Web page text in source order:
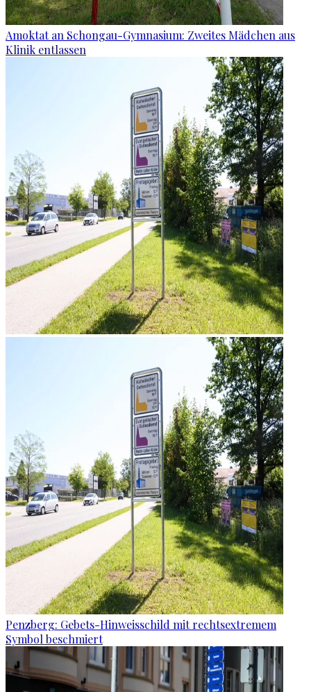
Amoktat an Schongau-Gymnasium: Zweites Mädchen aus
Klinik entlassen
Penzberg: Gebets-Hinweisschild mit rechtsextremem
Symbol beschmiert